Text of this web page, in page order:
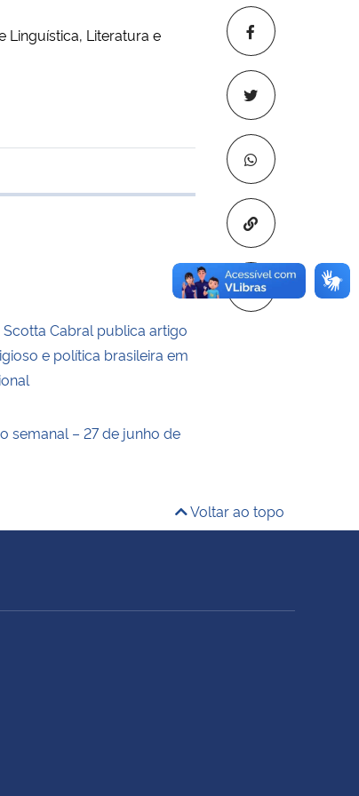
Copiar para
Linguística, Literatura e
Scotta Cabral publica artigo
e política brasileira em
semanal – 27 de junho de
Voltar ao topo